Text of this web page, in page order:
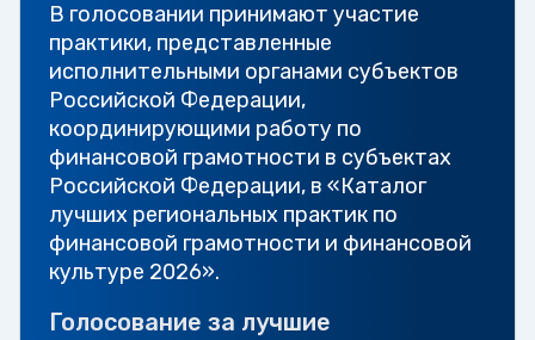
В голосовании принимают участие
практики, представленные
исполнительными органами субъектов
Российской Федерации,
координирующими работу по
финансовой грамотности в субъектах
Российской Федерации, в «Каталог
лучших региональных практик по
финансовой грамотности и финансовой
культуре 2026».
Голосование за лучшие